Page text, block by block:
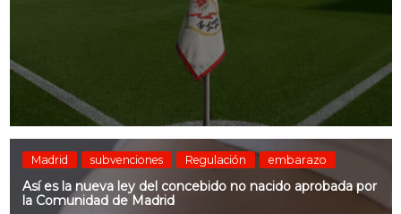
Madrid subvenciones Regulación embarazo
Así es la nueva ley del concebido no nacido aprobada por
la Comunidad de Madrid